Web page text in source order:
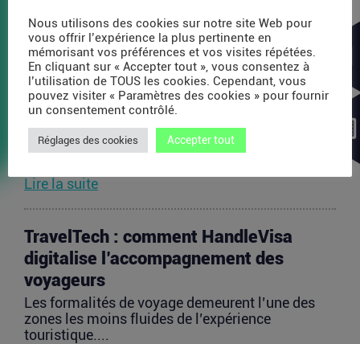
Lire la suite
PDP : la bataille des plateformes
françaises de la facture électronique
La généralisation de la facture électronique crée,
presque mécaniquement, un nouveau marché :
Lire la suite
TravelTech : comment HandleVisa
digitalise l’accompagnement des
voyageurs
Les formalités de voyage demeurent l’une des
zones les moins fluides de l’expérience
touristique....
Nous utilisons des cookies sur notre site Web pour
vous offrir l’expérience la plus pertinente en
mémorisant vos préférences et vos visites répétées.
En cliquant sur « Accepter tout », vous consentez à
l’utilisation de TOUS les cookies. Cependant, vous
pouvez visiter « Paramètres des cookies » pour fournir
un consentement contrôlé.
Réglages des cookies Accepter tout